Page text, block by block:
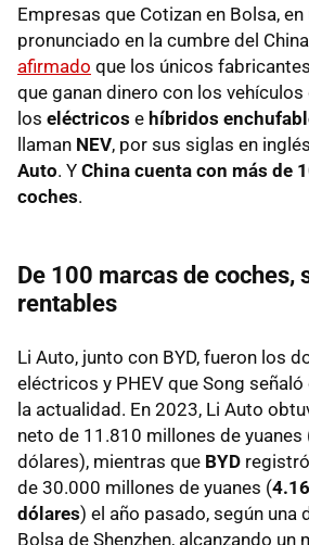
Empresas que Cotizan en Bolsa,
pronunciado en la cumbre del
afirmado que los únicos
que ganan dinero con los vehículos
los eléctricos e híbridos
llaman NEV, por sus siglas en
Auto. Y China cuenta con más de
coches.
De 100 marcas de coches,
rentables
Li Auto, junto con BYD, fueron los
eléctricos y PHEV que Song
la actualidad. En 2023, Li Auto
neto de 11.810 millones de
dólares), mientras que BYD
de 30.000 millones de yuanes (
dólares) el año pasado, según una
Bolsa de Shenzhen, alcanzando un